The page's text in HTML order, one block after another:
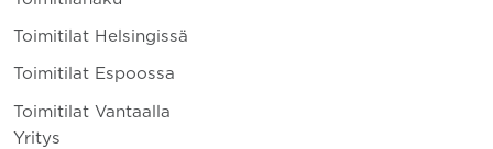
Toimitilat Helsingissä
Toimitilat Espoossa
Toimitilat Vantaalla
Yritys